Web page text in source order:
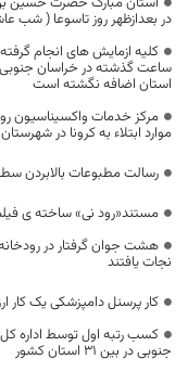
در بعدازظهر روز تاسوعا ( شب
کلیه ازمایش های انجام
ساعت گذشته در خراسان
استان اضافه نگشته است
موارد ابتلاء به کرونا در
رسالت مطبوعات بالابردن
مستند«رود نی» ساخته ی
هشت جوان گرفتار در
نجات یافتند
کار پرسنل دامپزشکی یک کار
کسب رتبه اول توسط اداره
جنوبی در بین 31 استان کشور